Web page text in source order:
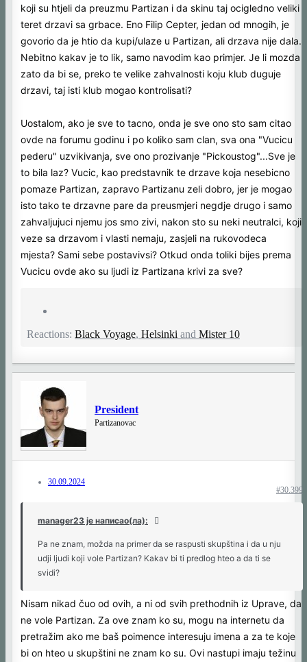
koji su htjeli da preuzmu Partizan i da skinu taj ocigledno veliki
teret drzavi sa grbace. Eno Filip Cepter, jedan od mnogih, je
govorio da je htio da kupi/ulaze u Partizan, ali drzava nije dala.
Nebitno kakav je to lik, samo navodim kao primjer. Je li mozda
zato da bi se, preko te velike zahvalnosti koju klub duguje
drzavi, taj isti klub mogao kontrolisati?
Uostalom, ako je sve to tacno, onda je sve ono sto sam citao
ovde na forumu godinu i po koliko sam clan, sva ona "Vucicu
pederu" uzvikivanja, sve ono prozivanje "Pickoustog"...Sve je
to bila laz? Vucic, kao predstavnik te drzave koja nesebicno
pomaze Partizan, zapravo Partizanu zeli dobro, jer je mogao
isto tako te drzavne pare da preusmjeri negdje drugo i samo
zahvaljujuci njemu jos smo zivi, nakon sto su neki neutralci, koji
veze sa drzavom i vlasti nemaju, zasjeli na rukovodeca
mjesta? Sami sebe postavivsi? Otkud onda toliki bijes prema
Vucicu ovde ako su ljudi iz Partizana krivi za sve?
Reactions: Black Voyage, Helsinki and Mister 10
President
Partizanovac
30.09.2024
#30.399
manager23 је написао(ла):
Pa ne znam, možda na primer da se raspusti skupština i da u nju
udji ljudi koji vole Partizan? Kakav bi ti predlog hteo a da ti se
svidi?
Nisam nikad čuo od ovih, a ni od svih prethodnih iz Uprave, da
ne vole Partizan. Za ove znam ko su, mogu na internetu da
pretražim ako me baš poimence interesuju imena a za te koje
bi on hteo u skupštini ne znam ko su. Ovi nastupi imaju težinu